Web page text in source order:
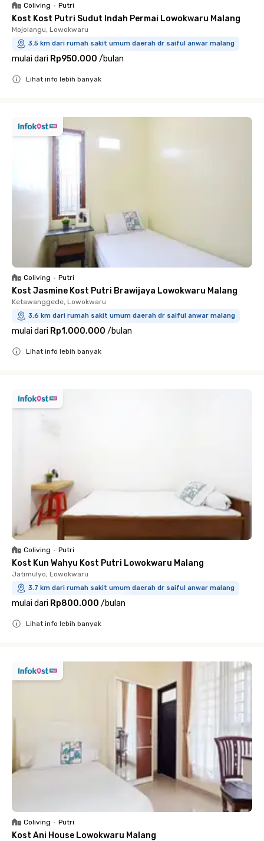
Coliving • Putri
Kost Kost Putri Sudut Indah Permai Lowokwaru Malang
Mojolangu, Lowokwaru
3.5 km dari rumah sakit umum daerah dr saiful anwar malang
mulai dari Rp950.000 /bulan
Lihat info lebih banyak
Coliving • Putri
Kost Jasmine Kost Putri Brawijaya Lowokwaru Malang
Ketawanggede, Lowokwaru
3.6 km dari rumah sakit umum daerah dr saiful anwar malang
mulai dari Rp1.000.000 /bulan
Lihat info lebih banyak
Coliving • Putri
Kost Kun Wahyu Kost Putri Lowokwaru Malang
Jatimulyo, Lowokwaru
3.7 km dari rumah sakit umum daerah dr saiful anwar malang
mulai dari Rp800.000 /bulan
Lihat info lebih banyak
Coliving • Putri
Kost Ani House Lowokwaru Malang